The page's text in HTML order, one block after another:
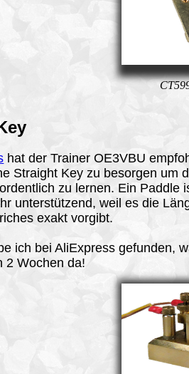
hat der Trainer OE3VBU
Straight Key zu besorgen um
zu lernen. Ein Paddle
unterstützend, weil es die
exakt vorgibt.
ich bei AliExpress gefunden,
2 Wochen da!